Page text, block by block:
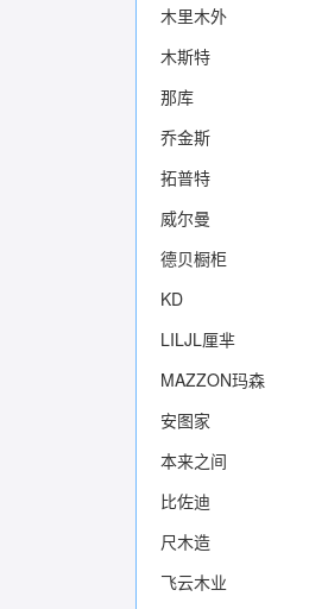
木里木外
木斯特
那库
乔金斯
拓普特
威尔曼
德贝橱柜
KD
LILJL厘芈
MAZZON玛森
安图家
本来之间
比佐迪
尺木造
飞云木业